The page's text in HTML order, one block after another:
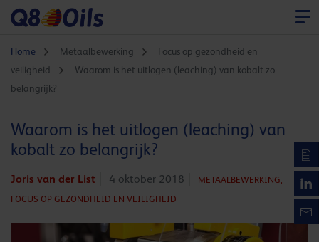
Home Metaalbewerking
Focus op gezondheid en
veiligheid
Waarom is het uitlogen (leaching) van kobalt zo
belangrijk?
Waarom is het uitlogen (leaching) van
kobalt zo belangrijk?
Joris van der List 4 oktober 2018
METAALBEWERKING,
FOCUS OP GEZONDHEID EN VEILIGHEID